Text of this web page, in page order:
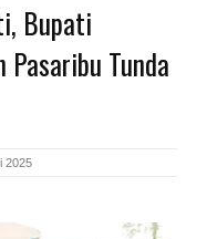
Bupati
Tunda
2025